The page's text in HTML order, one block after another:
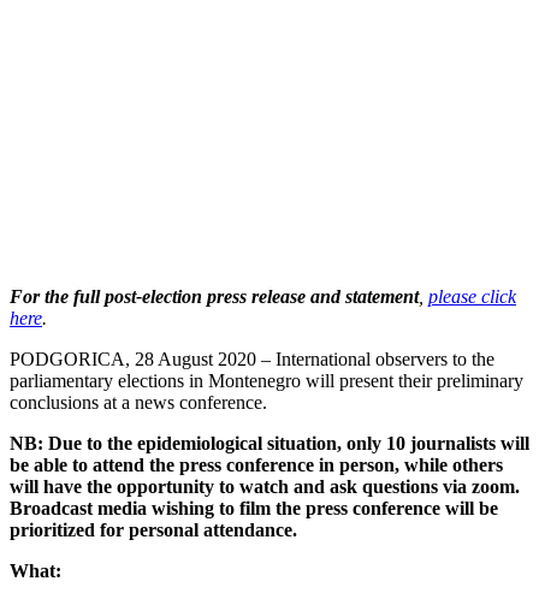
For the full post-election press release and statement, please click
here.
PODGORICA, 28 August 2020 – International observers to the
parliamentary elections in Montenegro will present their preliminary
conclusions at a news conference.
NB: Due to the epidemiological situation, only 10 journalists will
be able to attend the press conference in person, while others
will have the opportunity to watch and ask questions via zoom.
Broadcast media wishing to film the press conference will be
prioritized for personal attendance.
What: